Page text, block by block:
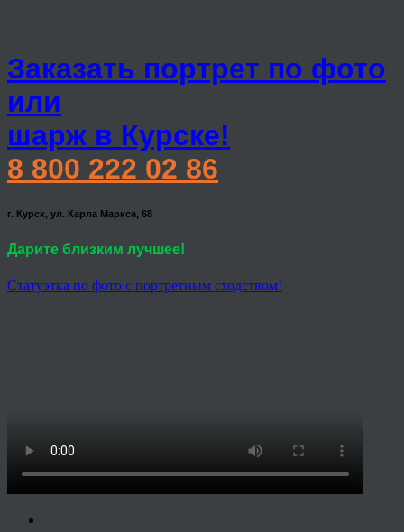
Заказать портрет по фото
или
шарж в Курске!
8 800 222 02 86
г. Курск, ул. Карла Маркса, 68
Дарите близким лучшее!
Статуэтка по фото с портретным сходством!